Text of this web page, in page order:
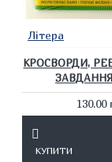
Літера
КРОСВОРДИ,
130.00
КУПИТИ